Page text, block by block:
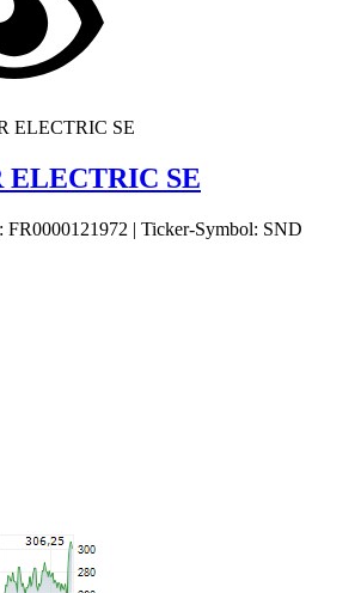
ELECTRIC SE
FR0000121972 | Ticker-Symbol: SND